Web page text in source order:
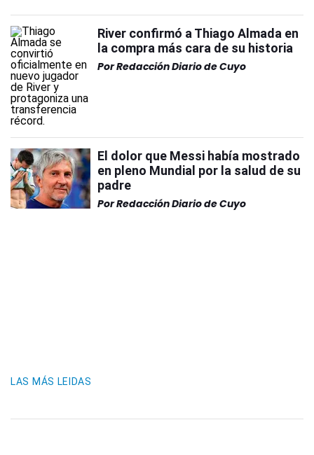
River confirmó a Thiago Almada en
la compra más cara de su historia
PorRedacción Diario de Cuyo
El dolor que Messi había mostrado
en pleno Mundial por la salud de su
padre
PorRedacción Diario de Cuyo
LAS MÁS LEIDAS